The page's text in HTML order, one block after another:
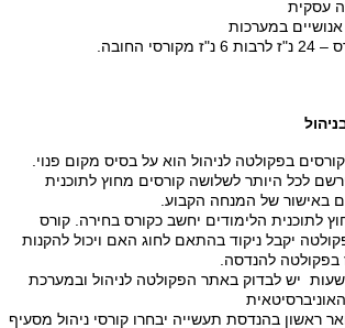
עסקית
במערכות
החובה.
בפקולטה לניהול הוא על בסיס מקום פנוי.
לכל היותר לשלושה קורסים מחוץ לתוכנית
באישור של המנחה הקבוע.
לתוכנית הלימודים יחשב כקורס בחירה. קורס
יקבל ניקוד בהתאם לחוג האם ויכול להקנות
יש לבדוק באתר הפקולטה לניהול ובמערכת
ראשון בהנדסת תעשייה יבחרו קורסי ניהול מסעיף